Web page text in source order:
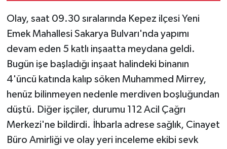
Olay, saat 09.30 sıralarında Kepez ilçesi Yeni
Emek Mahallesi Sakarya Bulvarı'nda yapımı
devam eden 5 katlı inşaatta meydana geldi.
Bugün işe başladığı inşaat halindeki binanın
4'üncü katında kalıp söken Muhammed Mirrey,
henüz bilinmeyen nedenle merdiven boşluğundan
düştü. Diğer işçiler, durumu 112 Acil Çağrı
Merkezi'ne bildirdi. İhbarla adrese sağlık, Cinayet
Büro Amirliği ve olay yeri inceleme ekibi sevk